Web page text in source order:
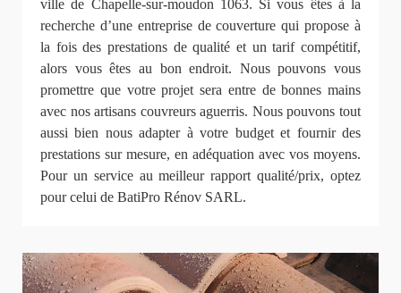
ville de Chapelle-sur-moudon 1063. Si vous êtes à la
recherche d’une entreprise de couverture qui propose à
la fois des prestations de qualité et un tarif compétitif,
alors vous êtes au bon endroit. Nous pouvons vous
promettre que votre projet sera entre de bonnes mains
avec nos artisans couvreurs aguerris. Nous pouvons tout
aussi bien nous adapter à votre budget et fournir des
prestations sur mesure, en adéquation avec vos moyens.
Pour un service au meilleur rapport qualité/prix, optez
pour celui de BatiPro Rénov SARL.